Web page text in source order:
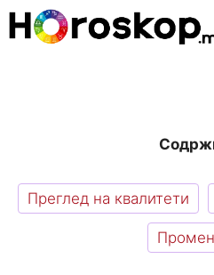
Skip
Преглед на квалитети